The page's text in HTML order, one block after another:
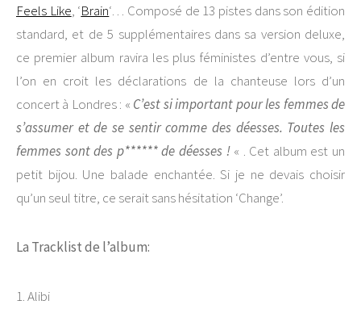
Feels Like, ‘Brain‘… Composé de 13 pistes dans son édition
standard, et de 5 supplémentaires dans sa version deluxe,
ce premier album ravira les plus féministes d’entre vous, si
l’on en croit les déclarations de la chanteuse lors d’un
concert à Londres : « C’est si important pour les femmes de
s’assumer et de se sentir comme des déesses. Toutes les
femmes sont des p****** de déesses !« . Cet album est un
petit bijou. Une balade enchantée. Si je ne devais choisir
qu’un seul titre, ce serait sans hésitation ‘Change’.
La Tracklist de l’album:
1. Alibi